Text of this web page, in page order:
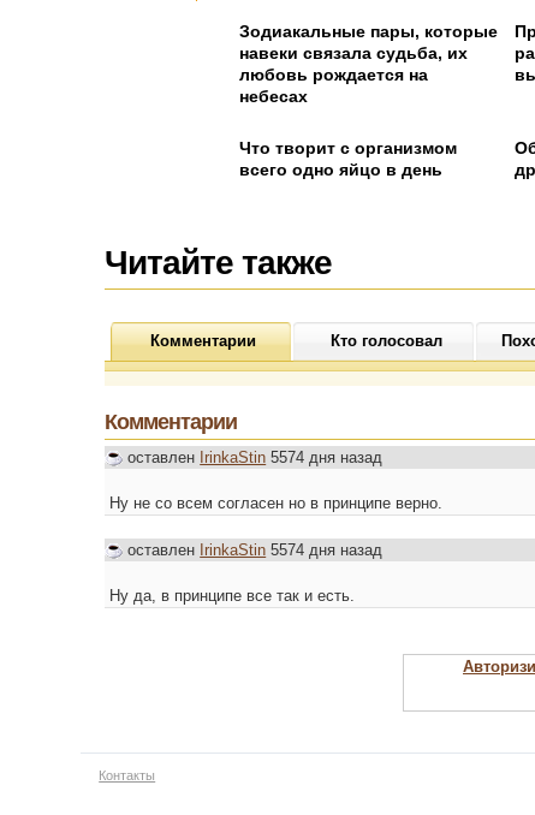
Зодиакальные пары, которые
навеки связала судьба, их
любовь рождается на
небесах
Что творит с организмом
всего одно яйцо в день
Читайте также
Комментарии Кто голосовал
Комментарии
оставлен IrinkaStin 5574 дня назад
Ну не со всем согласен но в принципе верно.
оставлен IrinkaStin 5574 дня назад
Ну да, в принципе все так и есть.
Контакты